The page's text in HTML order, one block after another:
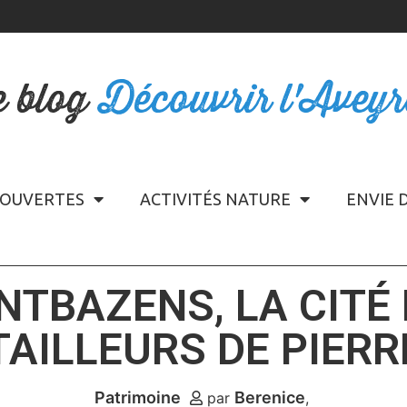
blogDécouvrir
ACTIVITÉS NATURE ENVIE
LA CITÉ
DE
Patrimoine par Berenice